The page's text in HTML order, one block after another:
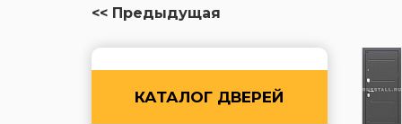
<< Предыдущая
КАТАЛОГ ДВЕРЕЙ